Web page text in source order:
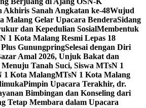
Akhiris Sanah Angkatan ke-48Wujud
Malang Gelar Upacara BenderaSidang
dan Kepedulian SosialMembentuk
1 Kota Malang Resmi Lepas 18
GunungpringSelesai dengan Diri
Amal 2026, Unjuk Bakat dan
Tanah Suci, Siswa MTsN 1
1 Kota MalangMTsN 1 Kota Malang
Pimpin Upacara Terakhir, dr.
Bimbingan dan Konseling dari
Tetap Membara dalam Upacara